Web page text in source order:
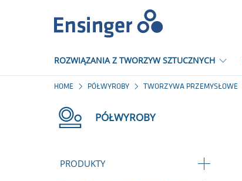
główna
ROZWIĄZANIA Z TWORZYW SZTUCZNYCH
HOME PÓŁWYROBY TWORZYWA PRZEMYSŁOWE
PÓŁWYROBY
PRODUKTY